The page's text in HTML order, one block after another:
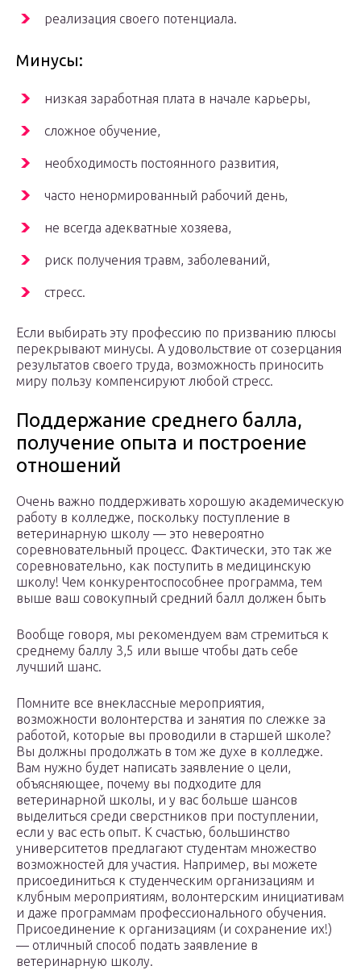
реализация своего потенциала.
Минусы:
низкая заработная плата в начале карьеры,
сложное обучение,
необходимость постоянного развития,
часто ненормированный рабочий день,
не всегда адекватные хозяева,
риск получения травм, заболеваний,
стресс.
Если выбирать эту профессию по призванию плюсы
перекрывают минусы. А удовольствие от созерцания
результатов своего труда, возможность приносить
миру пользу компенсируют любой стресс.
Поддержание среднего балла,
получение опыта и построение
отношений
Очень важно поддерживать хорошую академическую
работу в колледже, поскольку поступление в
ветеринарную школу — это невероятно
соревновательный процесс. Фактически, это так же
соревновательно, как поступить в медицинскую
школу! Чем конкурентоспособнее программа, тем
выше ваш совокупный средний балл должен быть
Вообще говоря, мы рекомендуем вам стремиться к
среднему баллу 3,5 или выше чтобы дать себе
лучший шанс.
Помните все внеклассные мероприятия,
возможности волонтерства и занятия по слежке за
работой, которые вы проводили в старшей школе?
Вы должны продолжать в том же духе в колледже.
Вам нужно будет написать заявление о цели,
объясняющее, почему вы подходите для
ветеринарной школы, и у вас больше шансов
выделиться среди сверстников при поступлении,
если у вас есть опыт. К счастью, большинство
университетов предлагают студентам множество
возможностей для участия. Например, вы можете
присоединиться к студенческим организациям и
клубным мероприятиям, волонтерским инициативам
и даже программам профессионального обучения.
Присоединение к организациям (и сохранение их!)
— отличный способ подать заявление в
ветеринарную школу.